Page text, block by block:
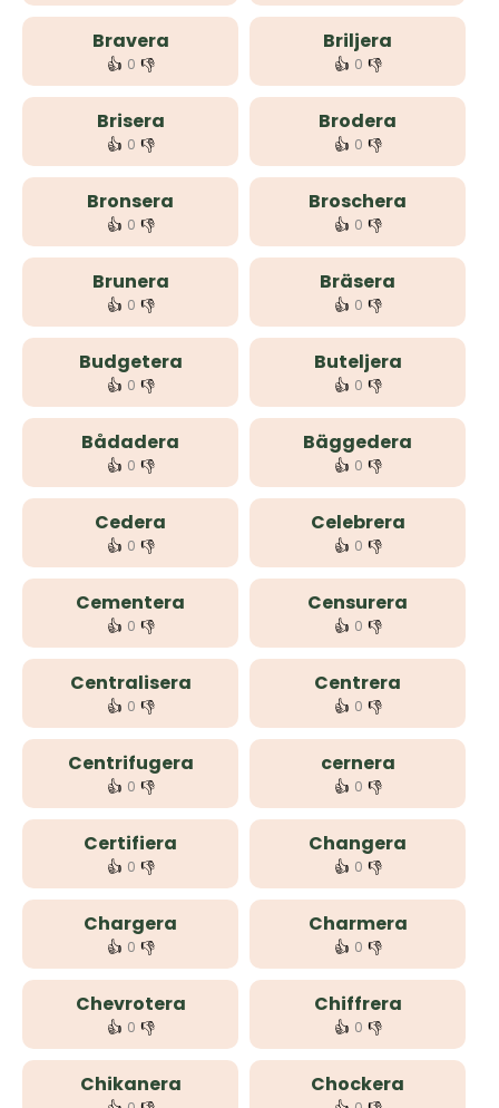
Bravera
👍 0 👎
Briljera
👍 0 👎
Brisera
👍 0 👎
Brodera
👍 0 👎
Bronsera
👍 0 👎
Broschera
👍 0 👎
Brunera
👍 0 👎
Bräsera
👍 0 👎
Budgetera
👍 0 👎
Buteljera
👍 0 👎
Bådadera
👍 0 👎
Bäggedera
👍 0 👎
Cedera
👍 0 👎
Celebrera
👍 0 👎
Cementera
👍 0 👎
Censurera
👍 0 👎
Centralisera
👍 0 👎
Centrera
👍 0 👎
Centrifugera
👍 0 👎
cernera
👍 0 👎
Certifiera
👍 0 👎
Changera
👍 0 👎
Chargera
👍 0 👎
Charmera
👍 0 👎
Chevrotera
👍 0 👎
Chiffrera
👍 0 👎
Chikanera Chockera